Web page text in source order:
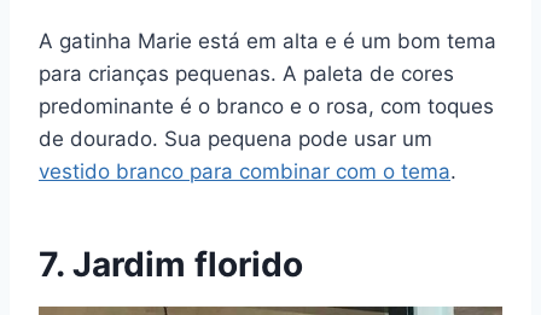
A gatinha Marie está em alta e é um bom tema
para crianças pequenas. A paleta de cores
predominante é o branco e o rosa, com toques
de dourado. Sua pequena pode usar um
vestido branco para combinar com o tema.
7. Jardim florido